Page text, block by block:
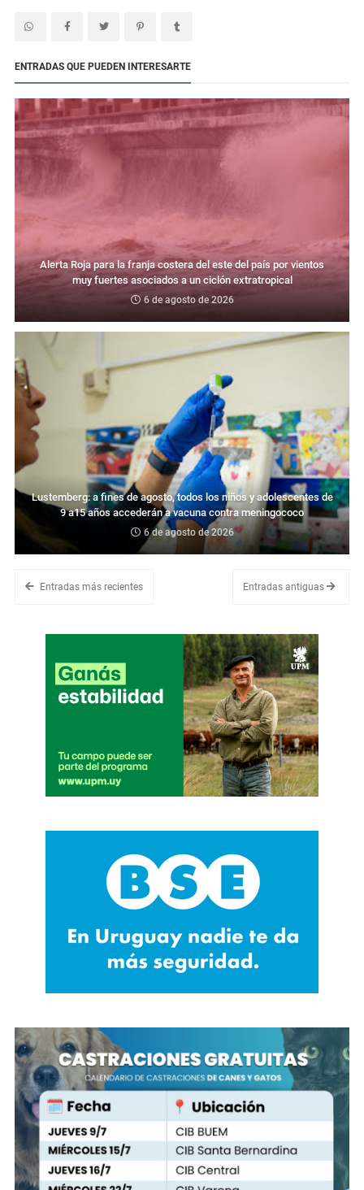
ENTRADAS QUE PUEDEN INTERESARTE
Alerta Roja para la franja costera del este del país por vientos
muy fuertes asociados a un ciclón extratropical
6 de agosto de 2026
Lustemberg: a fines de agosto, todos los niños y adolescentes de
9 a15 años accederán a vacuna contra meningococo
6 de agosto de 2026
Entradas más recientes Entradas antiguas